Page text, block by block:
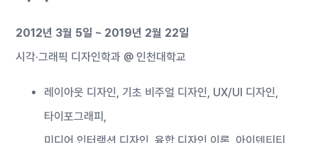
2012년 3월 5일 ~ 2019년 2월 22일
시각·그래픽 디자인학과 @인천대학교
레이아웃 디자인, 기초 비주얼 디자인, UX/UI 디자인,
타이포그래피,
미디어 인터랙션 디자인, 융합 디자인 이론, 아이덴티티